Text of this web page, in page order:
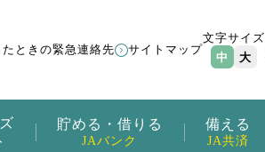
貯める・借りる
JAバンク
備える
JA共済
たときの緊急連絡先 サイトマップ
文字サイズ
中
大